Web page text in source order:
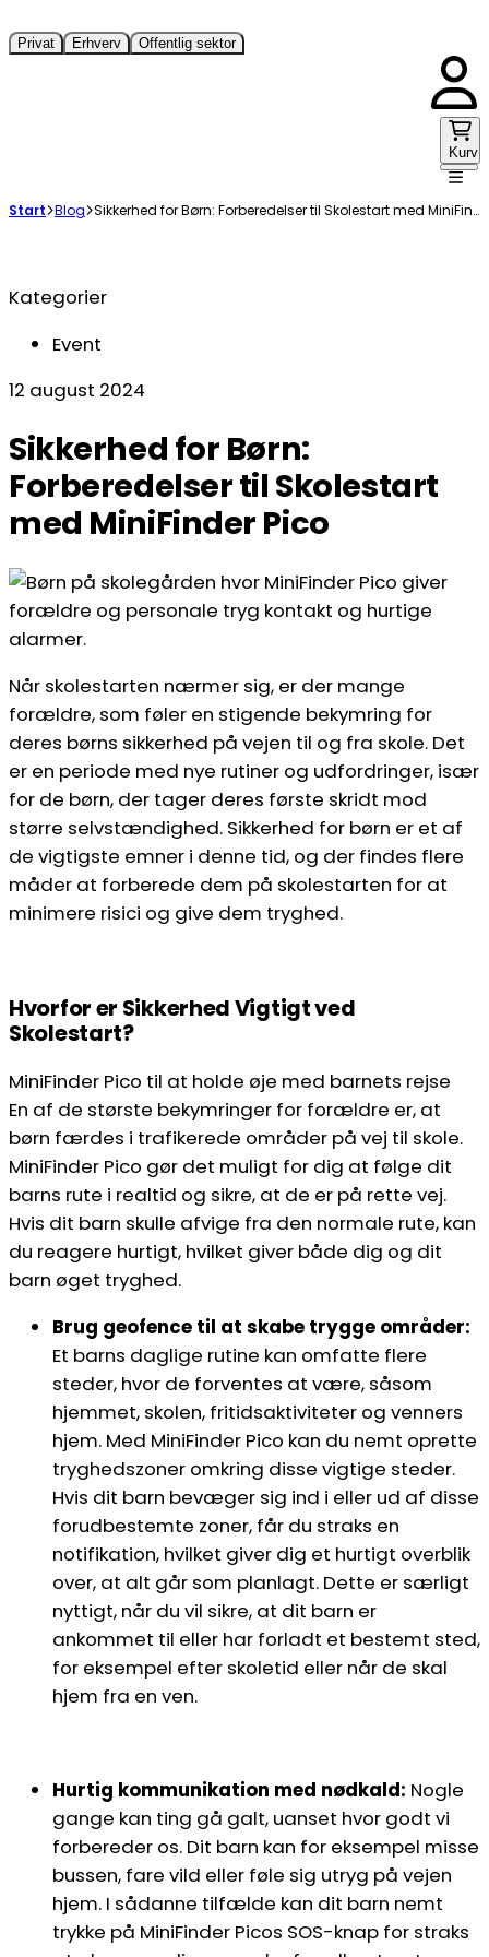
Privat Erhverv Offentlig sektor
Kurv
Start Blog Sikkerhed for Børn: Forberedelser til Skolestart med MiniFinder Pico
Kategorier
Event
12 august 2024
Sikkerhed for Børn:
Forberedelser til Skolestart
med MiniFinder Pico
Når skolestarten nærmer sig, er der mange
forældre, som føler en stigende bekymring for
deres børns sikkerhed på vejen til og fra skole. Det
er en periode med nye rutiner og udfordringer, især
for de børn, der tager deres første skridt mod
større selvstændighed. Sikkerhed for børn er et af
de vigtigste emner i denne tid, og der findes flere
måder at forberede dem på skolestarten for at
minimere risici og give dem tryghed.
Hvorfor er Sikkerhed Vigtigt ved
Skolestart?
MiniFinder Pico til at holde øje med barnets rejse
En af de største bekymringer for forældre er, at
børn færdes i trafikerede områder på vej til skole.
MiniFinder Pico gør det muligt for dig at følge dit
barns rute i realtid og sikre, at de er på rette vej.
Hvis dit barn skulle afvige fra den normale rute, kan
du reagere hurtigt, hvilket giver både dig og dit
barn øget tryghed.
Brug geofence til at skabe trygge områder:
Et barns daglige rutine kan omfatte flere
steder, hvor de forventes at være, såsom
hjemmet, skolen, fritidsaktiviteter og venners
hjem. Med MiniFinder Pico kan du nemt oprette
tryghedszoner omkring disse vigtige steder.
Hvis dit barn bevæger sig ind i eller ud af disse
forudbestemte zoner, får du straks en
notifikation, hvilket giver dig et hurtigt overblik
over, at alt går som planlagt. Dette er særligt
nyttigt, når du vil sikre, at dit barn er
ankommet til eller har forladt et bestemt sted,
for eksempel efter skoletid eller når de skal
hjem fra en ven.
Hurtig kommunikation med nødkald: Nogle
gange kan ting gå galt, uanset hvor godt vi
forbereder os. Dit barn kan for eksempel misse
bussen, fare vild eller føle sig utryg på vejen
hjem. I sådanne tilfælde kan dit barn nemt
trykke på MiniFinder Picos SOS-knap for straks